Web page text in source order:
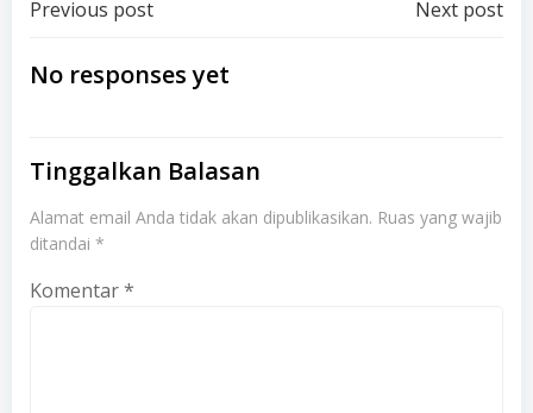
Post
navigation
Previous post Next post
No responses yet
Tinggalkan Balasan
Alamat email Anda tidak akan dipublikasikan. Ruas yang wajib
ditandai *
Komentar*